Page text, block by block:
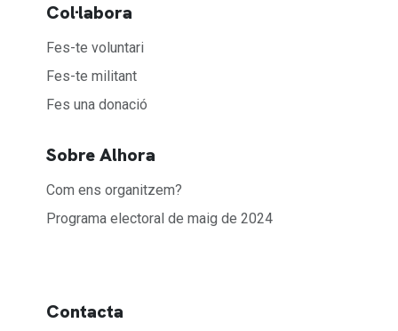
Col·labora
Fes-te voluntari
Fes-te militant
Fes una donació
Sobre Alhora
Com ens organitzem?
Programa electoral de maig de 2024
Contacta